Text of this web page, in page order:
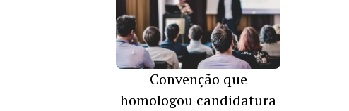
Convenção que
homologou candidatura